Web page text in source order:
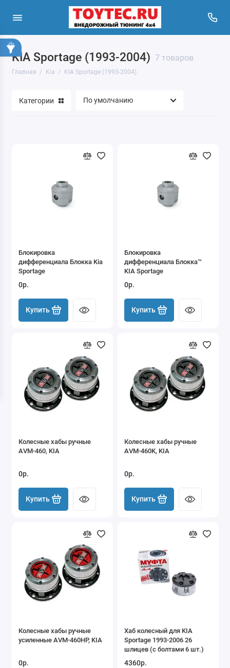
KIA Sportage (1993-2004) 7 товаров
Главная Kia KIA Sportage (1993-2004)
Категории
Блокировка
дифференциала Блокка Kia
Sportage
0р.
Купить
Блокировка
дифференциала Блокка™
KIA Sportage
0р.
Купить
Колесные хабы ручные
AVM-460, KIA
0р.
Купить
Колесные хабы ручные
AVM-460K, KIA
0р.
Купить
Колесные хабы ручные
усиленные AVM-460HP, KIA
0р.
Хаб колесный для KIA
Sportage 1993-2006 26
шлицев (с болтами 6 шт.)
4360р.